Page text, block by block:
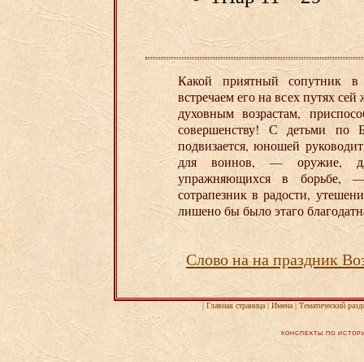
Какой приятный сопутник
встречаем его на всех путях
духовным возрастам,
совершенству! С детьми по
подвизается, юношей
для воинов, — оружие,
упражняющихся в борьбе,
сотрапезник в радости,
лишено бы было этаго
Слово на на праздник
| Главная страница| Имена| Тематический
КОНСПЕКТЫ ПО